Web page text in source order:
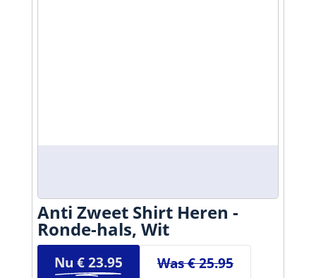
Anti Zweet Shirt Heren -
Ronde-hals, Wit
Nu €23.95 Was € 25.95